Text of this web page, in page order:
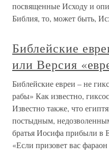
посвященные Исходу и
Библия, то, может быть,
Библейские
или Версия
Библейские евреи – не
рабы» Как известно,
Известно также, что
постыдным,
братья Иосифа прибыли в
«Если призовет вас фараон